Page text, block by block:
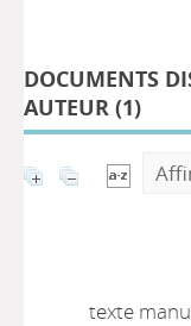
DOCUMENTS
AUTEUR (1)
texte